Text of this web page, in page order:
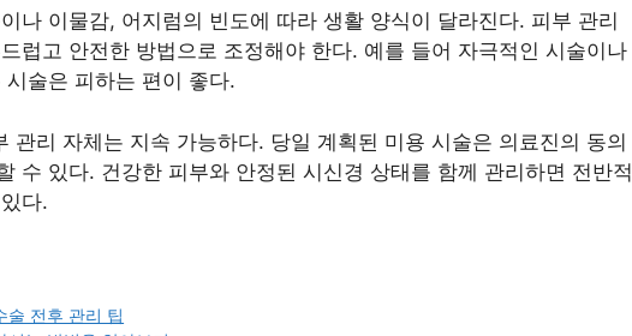
나 이물감, 어지럼의 빈도에 따라 생활 양식이 달라진다. 피부 관리
럽고 안전한 방법으로 조정해야 한다. 예를 들어 자극적인 시술이나
술은 피하는 편이 좋다.
관리 자체는 지속 가능하다. 당일 계획된 미용 시술은 의료진의 동의
수 있다. 건강한 피부와 안정된 시신경 상태를 함께 관리하면 전반적
다.
술 전후 관리 팁